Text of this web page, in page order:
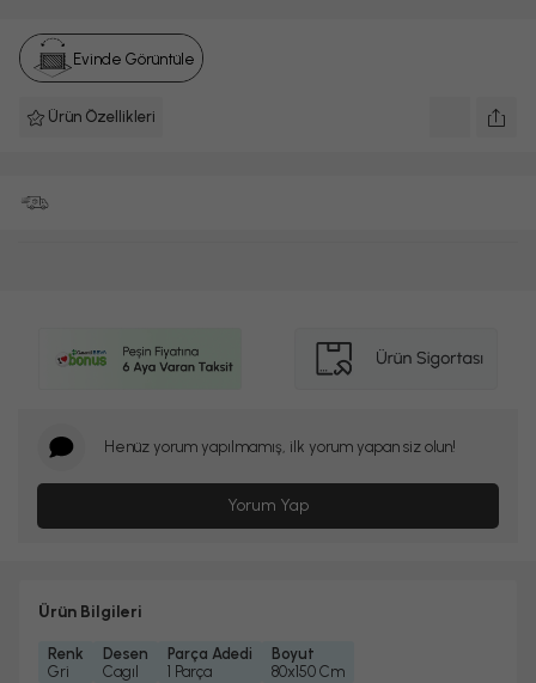
Evinde Görüntüle
Ürün Özellikleri
Henüz yorum yapılmamış, ilk yorum yapan siz olun!
Yorum Yap
Ürün Bilgileri
Renk
Gri
Desen
Cagıl
Parça Adedi
1 Parça
Boyut
80x150 Cm